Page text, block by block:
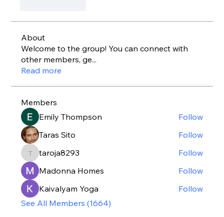
About
Welcome to the group! You can connect with
other members, ge...
Read more
Members
Emily Thompson
Follow
Taras Sito
Follow
taroja8293
taroja8293
Follow
Madonna Homes
Follow
Kaivalyam Yoga
Follow
See All Members (1664)